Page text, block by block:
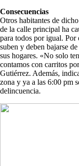
Consecuencias
Otros habitantes de
de la calle principal ha
para todos por igual. Por
suben y deben bajarse
sus hogares. «No solo
contamos con carritos
Gutiérrez. Además,
zona y ya a las 6:00 pm
delincuencia.